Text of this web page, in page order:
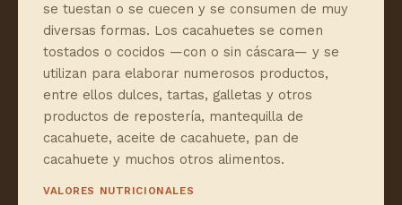
se tuestan o se cuecen y se consumen de muy
diversas formas. Los cacahuetes se comen
tostados o cocidos —con o sin cáscara— y se
utilizan para elaborar numerosos productos,
entre ellos dulces, tartas, galletas y otros
productos de repostería, mantequilla de
cacahuete, aceite de cacahuete, pan de
cacahuete y muchos otros alimentos.
VALORES NUTRICIONALES